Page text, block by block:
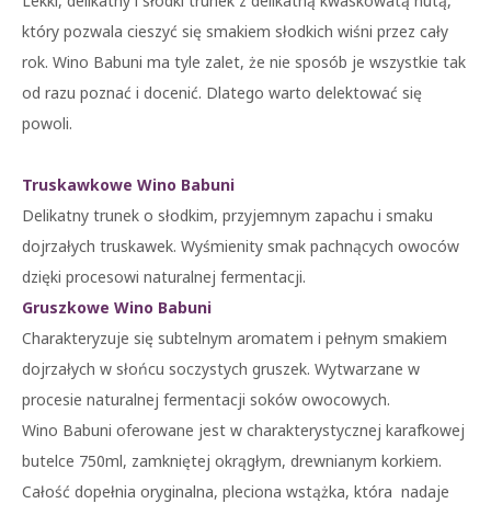
który pozwala cieszyć się smakiem słodkich wiśni przez cały
rok. Wino Babuni ma tyle zalet, że nie sposób je wszystkie tak
od razu poznać i docenić. Dlatego warto delektować się
powoli.
Truskawkowe Wino Babuni
Delikatny trunek o słodkim, przyjemnym zapachu i smaku
dojrzałych truskawek. Wyśmienity smak pachnących owoców
dzięki procesowi naturalnej fermentacji.
Gruszkowe Wino Babuni
Charakteryzuje się subtelnym aromatem i pełnym smakiem
dojrzałych w słońcu soczystych gruszek. Wytwarzane w
procesie naturalnej fermentacji soków owocowych.
Wino Babuni oferowane jest w charakterystycznej karafkowej
butelce 750ml, zamkniętej okrągłym, drewnianym korkiem.
Całość dopełnia oryginalna, pleciona wstążka, która nadaje